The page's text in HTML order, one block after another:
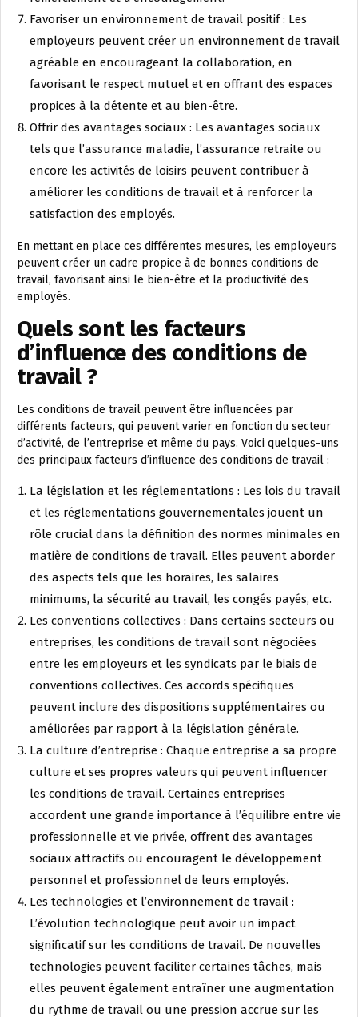
Favoriser un environnement de travail positif : Les
employeurs peuvent créer un environnement de travail
agréable en encourageant la collaboration, en
favorisant le respect mutuel et en offrant des espaces
propices à la détente et au bien-être.
Offrir des avantages sociaux : Les avantages sociaux
tels que l’assurance maladie, l’assurance retraite ou
encore les activités de loisirs peuvent contribuer à
améliorer les conditions de travail et à renforcer la
satisfaction des employés.
En mettant en place ces différentes mesures, les employeurs
peuvent créer un cadre propice à de bonnes conditions de
travail, favorisant ainsi le bien-être et la productivité des
employés.
Quels sont les facteurs
d’influence des conditions de
travail ?
Les conditions de travail peuvent être influencées par
différents facteurs, qui peuvent varier en fonction du secteur
d’activité, de l’entreprise et même du pays. Voici quelques-uns
des principaux facteurs d’influence des conditions de travail :
La législation et les réglementations : Les lois du travail
et les réglementations gouvernementales jouent un
rôle crucial dans la définition des normes minimales en
matière de conditions de travail. Elles peuvent aborder
des aspects tels que les horaires, les salaires
minimums, la sécurité au travail, les congés payés, etc.
Les conventions collectives : Dans certains secteurs ou
entreprises, les conditions de travail sont négociées
entre les employeurs et les syndicats par le biais de
conventions collectives. Ces accords spécifiques
peuvent inclure des dispositions supplémentaires ou
améliorées par rapport à la législation générale.
La culture d’entreprise : Chaque entreprise a sa propre
culture et ses propres valeurs qui peuvent influencer
les conditions de travail. Certaines entreprises
accordent une grande importance à l’équilibre entre vie
professionnelle et vie privée, offrent des avantages
sociaux attractifs ou encouragent le développement
personnel et professionnel de leurs employés.
Les technologies et l’environnement de travail :
L’évolution technologique peut avoir un impact
significatif sur les conditions de travail. De nouvelles
technologies peuvent faciliter certaines tâches, mais
elles peuvent également entraîner une augmentation
du rythme de travail ou une pression accrue sur les